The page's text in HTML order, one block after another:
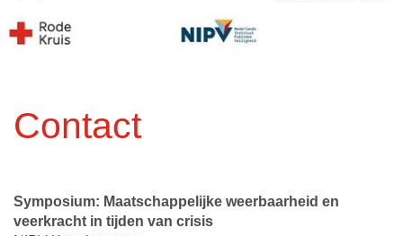
Contact
Symposium: Maatschappelijke weerbaarheid en
veerkracht in tijden van crisis